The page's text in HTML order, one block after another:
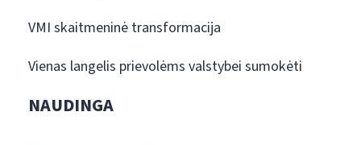
VMI skaitmeninė transformacija
Vienas langelis prievolėms valstybei sumokėti
NAUDINGA